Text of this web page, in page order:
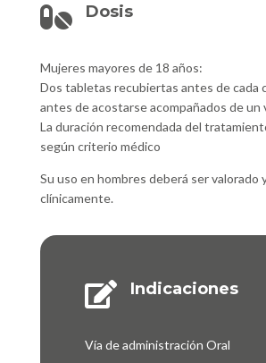
 Dosis
Mujeres mayores de 18 años:
Dos tabletas recubiertas antes de cada
antes de acostarse acompañados de un
La duración recomendada del
según criterio médico
Su uso en hombres deberá ser valorado
clínicamente.
 Indicaciones
Vía de administración Oral